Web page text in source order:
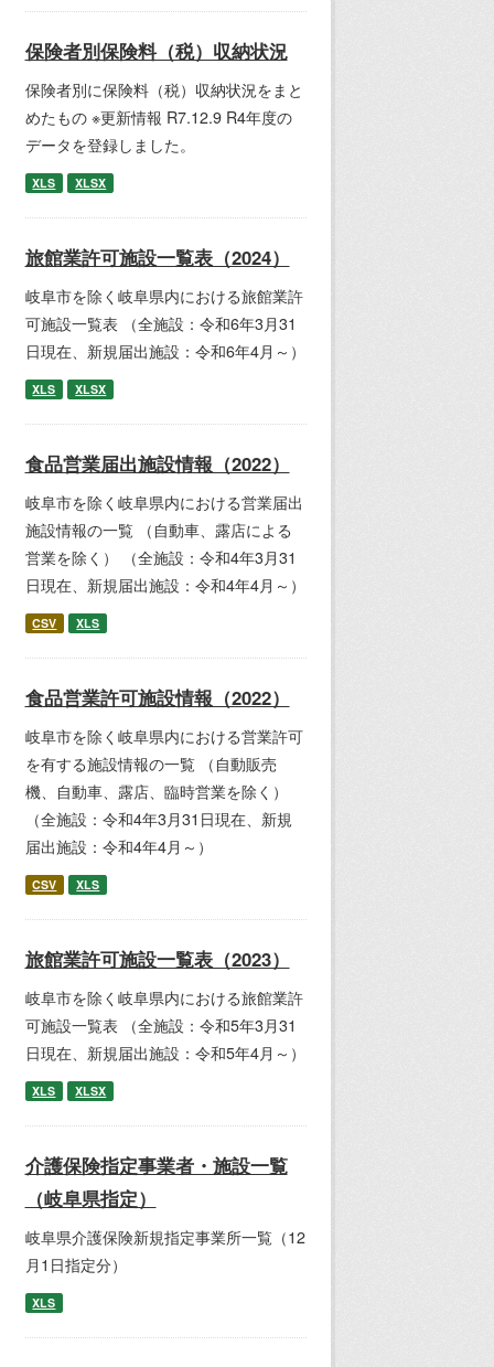
保険者別保険料（税）収納状況
保険者別に保険料（税）収納状況をまと
めたもの ※更新情報 R7.12.9 R4年度の
データを登録しました。
XLS XLSX
旅館業許可施設一覧表（2024）
岐阜市を除く岐阜県内における旅館業許
可施設一覧表 （全施設：令和6年3月31
日現在、新規届出施設：令和6年4月～）
XLS XLSX
食品営業届出施設情報（2022）
岐阜市を除く岐阜県内における営業届出
施設情報の一覧 （自動車、露店による
営業を除く） （全施設：令和4年3月31
日現在、新規届出施設：令和4年4月～）
CSV XLS
食品営業許可施設情報（2022）
岐阜市を除く岐阜県内における営業許可
を有する施設情報の一覧 （自動販売
機、自動車、露店、臨時営業を除く）
（全施設：令和4年3月31日現在、新規
届出施設：令和4年4月～）
CSV XLS
旅館業許可施設一覧表（2023）
岐阜市を除く岐阜県内における旅館業許
可施設一覧表 （全施設：令和5年3月31
日現在、新規届出施設：令和5年4月～）
XLS XLSX
介護保険指定事業者・施設一覧
（岐阜県指定）
岐阜県介護保険新規指定事業所一覧（12
月1日指定分）
XLS